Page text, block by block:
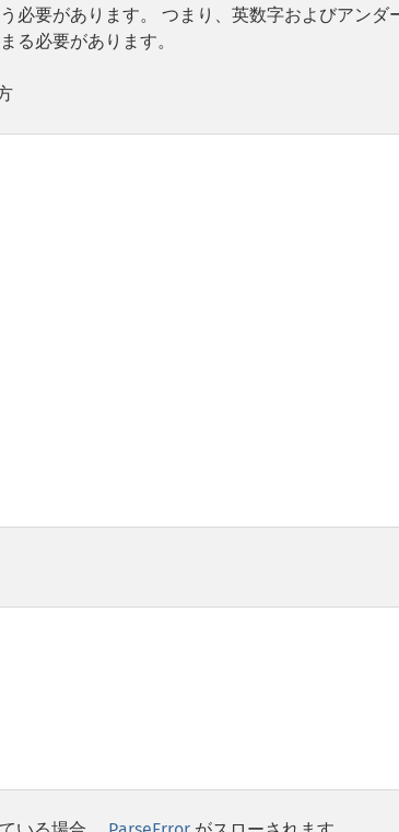
必要があります。 つまり、英数字およびアンダ
る必要があります。